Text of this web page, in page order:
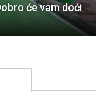
će vam doći